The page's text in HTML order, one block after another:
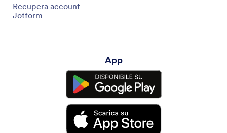
Recupera account
Jotform
App